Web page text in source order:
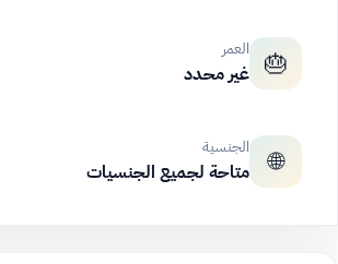
🎂 العمر
غير محدد
🌐 الجنسية
متاحة لجميع الجنسيات